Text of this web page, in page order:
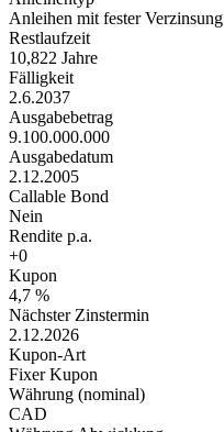
Anleihen mit fester Verzinsung
Restlaufzeit
10,822 Jahre
Fälligkeit
2.6.2037
Ausgabebetrag
9.100.000.000
Ausgabedatum
2.12.2005
Callable Bond
Nein
Rendite p.a.
+0
Kupon
4,7 %
Nächster Zinstermin
2.12.2026
Kupon-Art
Fixer Kupon
Währung (nominal)
CAD